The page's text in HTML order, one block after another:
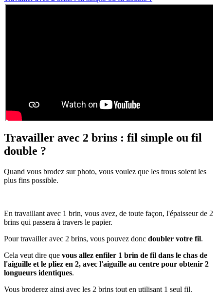
Travailler avec 2 brins : fil simple ou fil
double ?
Quand vous brodez sur photo, vous voulez que les trous soient les
plus fins possible.
En travaillant avec 1 brin, vous avez, de toute façon, l'épaisseur de 2
brins qui passera à travers le papier.
Pour travailler avec 2 brins, vous pouvez donc doubler votre fil.
Cela veut dire que vous allez enfiler 1 brin de fil dans le chas de
l'aiguille et le pliez en 2, avec l'aiguille au centre pour obtenir 2
longueurs identiques.
Vous broderez ainsi avec les 2 brins tout en utilisant 1 seul fil.